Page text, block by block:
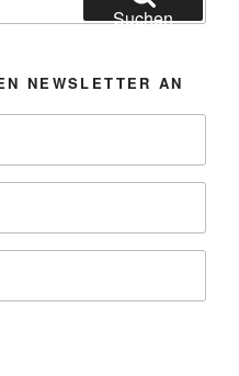
Suchen
NEWSLETTER AN